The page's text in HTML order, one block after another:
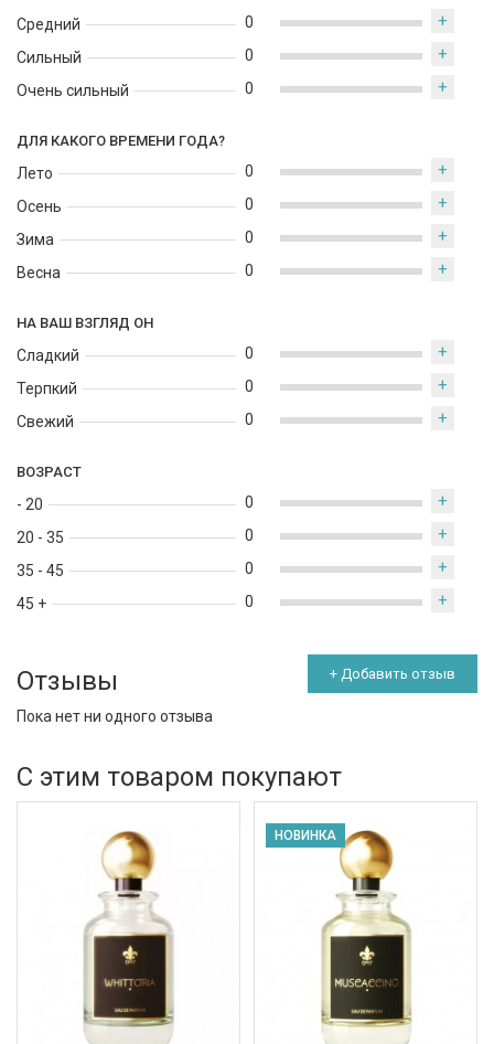
Средний
Сильный
Очень сильный
0 +
0 +
0 +
ДЛЯ КАКОГО ВРЕМЕНИ ГОДА?
Лето
Осень
Зима
Весна
0 +
0 +
0 +
0 +
НА ВАШ ВЗГЛЯД ОН
Сладкий
Терпкий
Свежий
0 +
0 +
0 +
ВОЗРАСТ
- 20
20 - 35
35 - 45
45 +
0 +
0 +
0 +
0 +
Отзывы + Добавить отзыв
Пока нет ни одного отзыва
С этим товаром покупают
НОВИНКА